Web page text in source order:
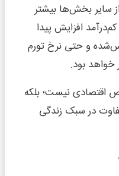
سایر بخش‌ها بیشتر
افزایش پیدا
و حتی نرخ تورم
خواهد بود.
اقتصادی نیست؛ بلکه
در سبک زندگی